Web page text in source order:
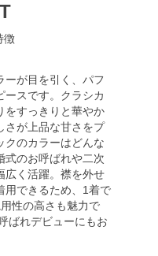
徴
ーが目を引く、パフ
ースです。クラシカ
をすっきりと華やか
さが上品な甘さをプ
クのカラーはどんな
式のお呼ばれや二次
広く活躍。襟を外せ
用できるため、1着で
性の高さも魅力で
ばれデビューにもお